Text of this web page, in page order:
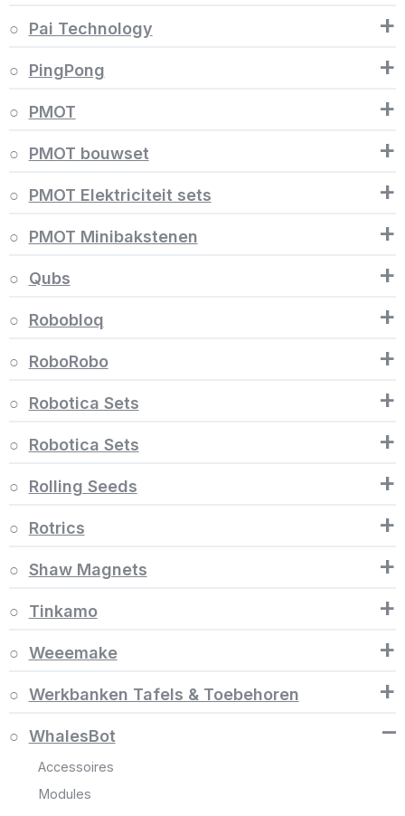
Pai Technology +
PingPong +
PMOT +
PMOT bouwset +
PMOT Elektriciteit sets +
PMOT Minibakstenen +
Qubs +
Robobloq +
RoboRobo +
Robotica Sets +
Robotica Sets +
Rolling Seeds +
Rotrics +
Shaw Magnets +
Tinkamo +
Weeemake +
Werkbanken Tafels & Toebehoren +
WhalesBot –
Accessoires
Modules